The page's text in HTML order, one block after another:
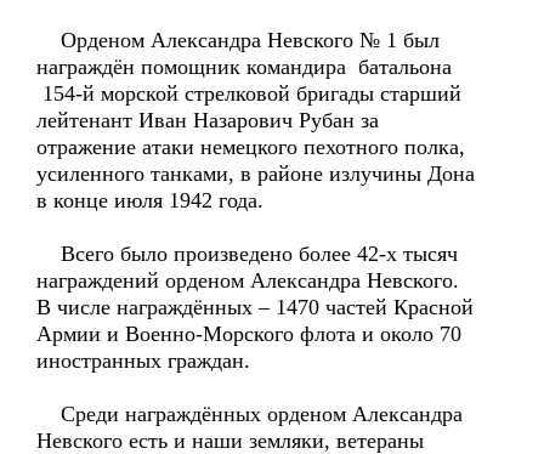
Орденом Александра Невского № 1 был
награждён помощник командира батальона
154-й морской стрелковой бригады старший
лейтенант Иван Назарович Рубан за
отражение атаки немецкого пехотного полка,
усиленного танками, в районе излучины Дона
в конце июля 1942 года.
Всего было произведено более 42-х тысяч
награждений орденом Александра Невского.
В числе награждённых – 1470 частей Красной
Армии и Военно-Морского флота и около 70
иностранных граждан.
Среди награждённых орденом Александра
Невского есть и наши земляки, ветераны